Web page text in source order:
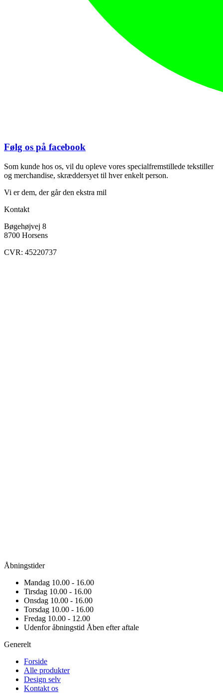
Følg os på facebook
Som kunde hos os, vil du opleve vores specialfremstillede tekstiller
og merchandise, skræddersyet til hver enkelt person.
Vi er dem, der går den ekstra mil
Kontakt
Bøgehøjvej 8
8700 Horsens
CVR: 45220737
Åbningstider
Mandag 10.00 - 16.00
Tirsdag 10.00 - 16.00
Onsdag 10.00 - 16.00
Torsdag 10.00 - 16.00
Fredag 10.00 - 12.00
Udenfor åbningstid Åben efter aftale
Generelt
Forside
Alle produkter
Design selv
Kontakt os